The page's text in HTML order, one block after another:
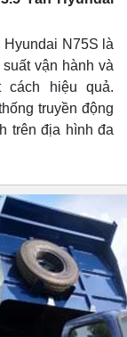
Hyundai N75S là
vận hành và
cách hiệu quả.
truyền động
trên địa hình đa